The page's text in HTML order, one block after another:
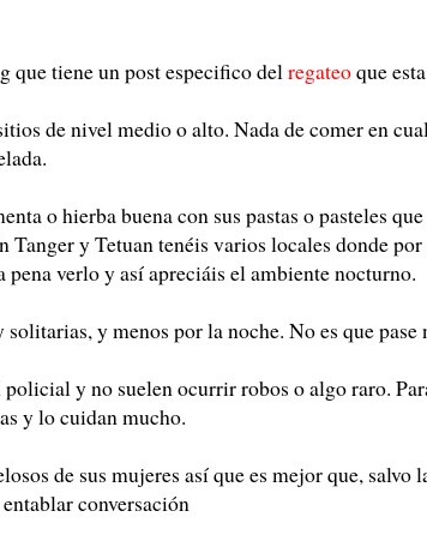
que tiene un post especifico del regateoque
de nivel medio o alto. Nada de comer en
o hierba buena con sus pastas o pasteles
Tanger y Tetuan tenéis varios locales donde
pena verlo y así apreciáis el ambiente nocturno.
y menos por la noche. No es que pase
y no suelen ocurrir robos o algo raro.
y lo cuidan mucho.
de sus mujeres así que es mejor que, salvo
conversación